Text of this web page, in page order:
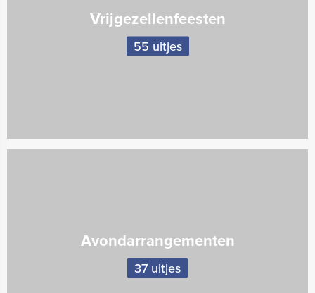
Vrijgezellenfeesten
55 uitjes
Avondarrangementen
37 uitjes